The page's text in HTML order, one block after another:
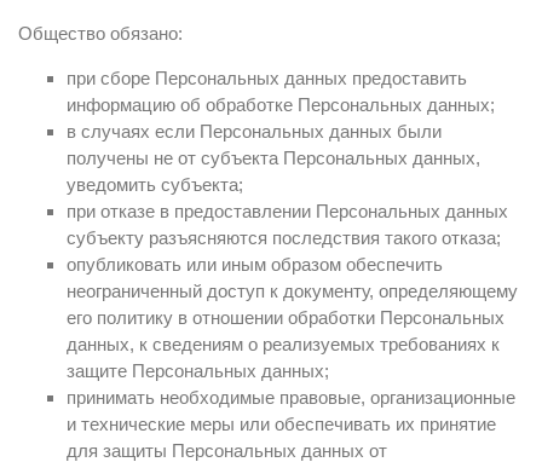
Общество обязано:
при сборе Персональных данных предоставить
информацию об обработке Персональных данных;
в случаях если Персональных данных были
получены не от субъекта Персональных данных,
уведомить субъекта;
при отказе в предоставлении Персональных данных
субъекту разъясняются последствия такого отказа;
опубликовать или иным образом обеспечить
неограниченный доступ к документу, определяющему
его политику в отношении обработки Персональных
данных, к сведениям о реализуемых требованиях к
защите Персональных данных;
принимать необходимые правовые, организационные
и технические меры или обеспечивать их принятие
для защиты Персональных данных от